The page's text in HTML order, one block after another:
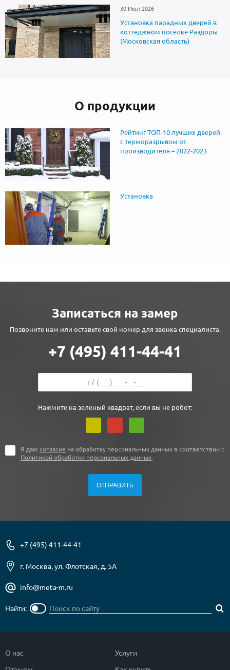
30 Июл 2026
Установка парадных дверей в
коттеджном поселке Раздоры
(Московская область)
О продукции
Рейтинг ТОП-10 лучших дверей
с терморазрывом от
производителя – 2022-2023
Установка
Записаться на замер
Позвоните нам или оставьте свой номер для звонка специалиста.
+7 (495) 411-44-41
Нажмите на зеленый квадрат, если вы не робот:
Я даю согласие на обработку персональных данных в соответствии с
Политикой обработки персональных данных.
+7 (495) 411-44-41
г. Москва, ул. Флотская, д. 5А
info@meta-m.ru
Найти:
О нас
Услуги